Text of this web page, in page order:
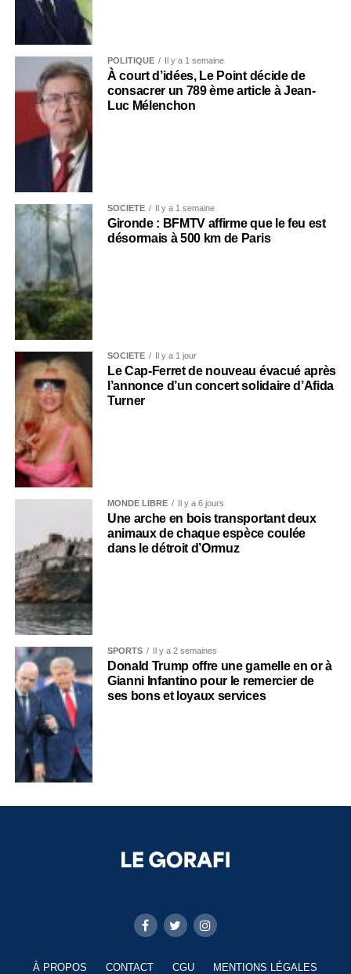
POLITIQUE Il y a 1 semaine
À court d’idées, Le Point décide de
consacrer un 789 ème article à Jean-
Luc Mélenchon
SOCIÉTÉ Il y a 1 semaine
Gironde : BFMTV affirme que le feu est
désormais à 500 km de Paris
SOCIÉTÉ Il y a 1 jour
Le Cap-Ferret de nouveau évacué après
l’annonce d’un concert solidaire d’Afida
Turner
MONDE LIBRE Il y a 6 jours
Une arche en bois transportant deux
animaux de chaque espèce coulée
dans le détroit d’Ormuz
SPORTS Il y a 2 semaines
Donald Trump offre une gamelle en or à
Gianni Infantino pour le remercier de
ses bons et loyaux services
À PROPOS CONTACT CGU MENTIONS LÉGALES